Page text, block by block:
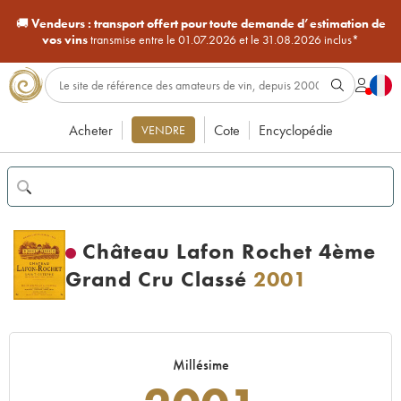
🚚Vendeurs : transport offert pour toute demande d’estimation de
vos vinstransmise entre le 01.07.2026 et le 31.08.2026 inclus*
Acheter VENDRE Cote Encyclopédie
Château Lafon Rochet 4ème
Grand Cru Classé 2001
Millésime